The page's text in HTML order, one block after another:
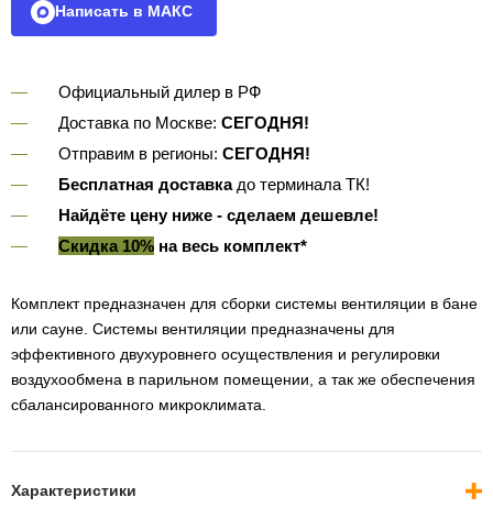
Написать в МАКС
Официальный дилер в РФ
Доставка по Москве: СЕГОДНЯ!
Отправим в регионы: СЕГОДНЯ!
Бесплатная доставкадо терминала ТК!
Найдёте цену ниже - сделаем дешевле!
Скидка 10%на весь комплект*
Комплект предназначен для сборки системы вентиляции в бане
или сауне. Системы вентиляции предназначены для
эффективного двухуровнего осуществления и регулировки
воздухообмена в парильном помещении, а так же обеспечения
сбалансированного микроклимата.
Характеристики